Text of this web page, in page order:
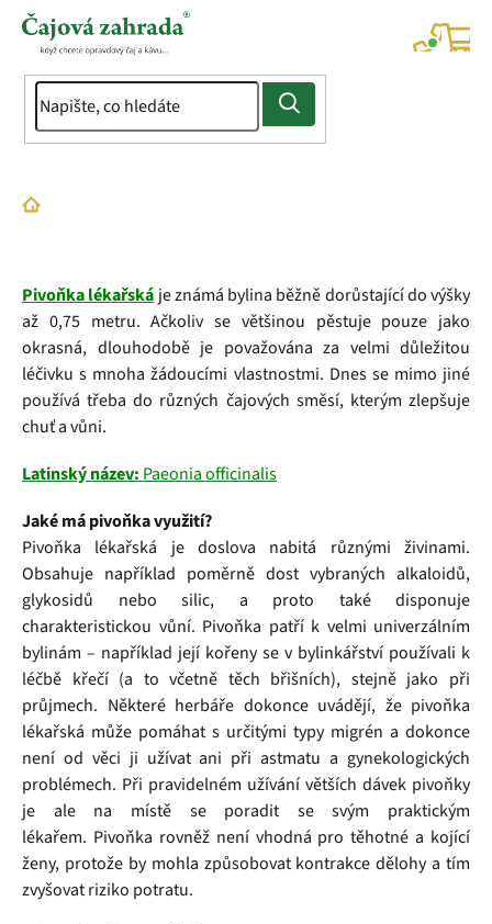
Přejít
Domů
Pivoňka lékařská je známá bylina běžně dorůstající do výšky
až 0,75 metru. Ačkoliv se většinou pěstuje pouze jako
okrasná, dlouhodobě je považována za velmi důležitou
léčivku s mnoha žádoucími vlastnostmi. Dnes se mimo jiné
používá třeba do různých čajových směsí, kterým zlepšuje
chuť a vůni.
Latinský název: Paeonia officinalis
Jaké má pivoňka využití?
Pivoňka lékařská je doslova nabitá různými živinami.
Obsahuje například poměrně dost vybraných alkaloidů,
glykosidů nebo silic, a proto také disponuje
charakteristickou vůní. Pivoňka patří k velmi univerzálním
bylinám – například její kořeny se v bylinkářství používali k
léčbě křečí (a to včetně těch břišních), stejně jako při
průjmech. Některé herbáře dokonce uvádějí, že pivoňka
lékařská může pomáhat s určitými typy migrén a dokonce
není od věci ji užívat ani při astmatu a gynekologických
problémech. Při pravidelném užívání větších dávek pivoňky
je ale na místě se poradit se svým praktickým
lékařem. Pivoňka rovněž není vhodná pro těhotné a kojící
ženy, protože by mohla způsobovat kontrakce dělohy a tím
zvyšovat riziko potratu.